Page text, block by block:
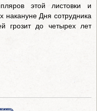
этой листовки и
накануне Дня сотрудника
грозит до четырех лет